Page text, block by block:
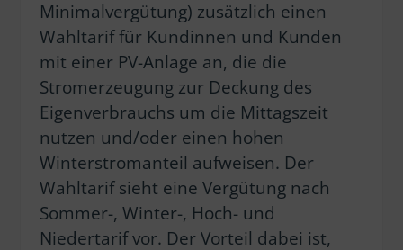
Minimalvergütung) zusätzlich einen
Wahltarif für Kundinnen und Kunden
mit einer PV-Anlage an, die die
Stromerzeugung zur Deckung des
Eigenverbrauchs um die Mittagszeit
nutzen und/oder einen hohen
Winterstromanteil aufweisen. Der
Wahltarif sieht eine Vergütung nach
Sommer-, Winter-, Hoch- und
Niedertarif vor. Der Vorteil dabei ist,